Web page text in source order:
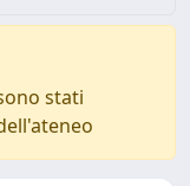
stati